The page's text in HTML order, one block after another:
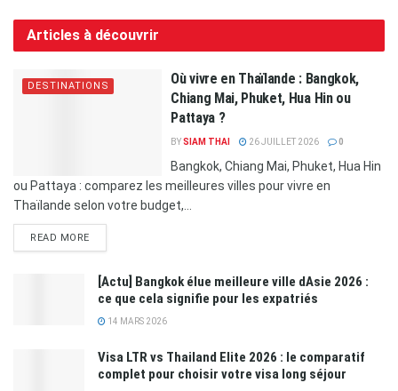
Articles à découvrir
DESTINATIONS
Où vivre en Thaïlande : Bangkok,
Chiang Mai, Phuket, Hua Hin ou
Pattaya ?
BYSIAM THAI 26 JUILLET 2026 0
Bangkok, Chiang Mai, Phuket, Hua Hin
ou Pattaya : comparez les meilleures villes pour vivre en
Thaïlande selon votre budget,...
READ MORE
[Actu] Bangkok élue meilleure ville dAsie 2026 :
ce que cela signifie pour les expatriés
14 MARS 2026
Visa LTR vs Thailand Elite 2026 : le comparatif
complet pour choisir votre visa long séjour